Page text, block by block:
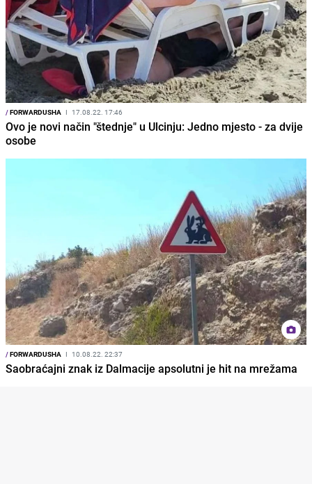
/FORWARDUSHA I 17.08.22. 17:46
Ovo je novi način "štednje" u Ulcinju: Jedno mjesto - za dvije
osobe
/FORWARDUSHA I 10.08.22. 22:37
Saobraćajni znak iz Dalmacije apsolutni je hit na mrežama